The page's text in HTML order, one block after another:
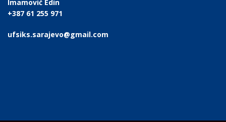
Imamović Edin
+387 61 255 971
ufsiks.sarajevo@gmail.com